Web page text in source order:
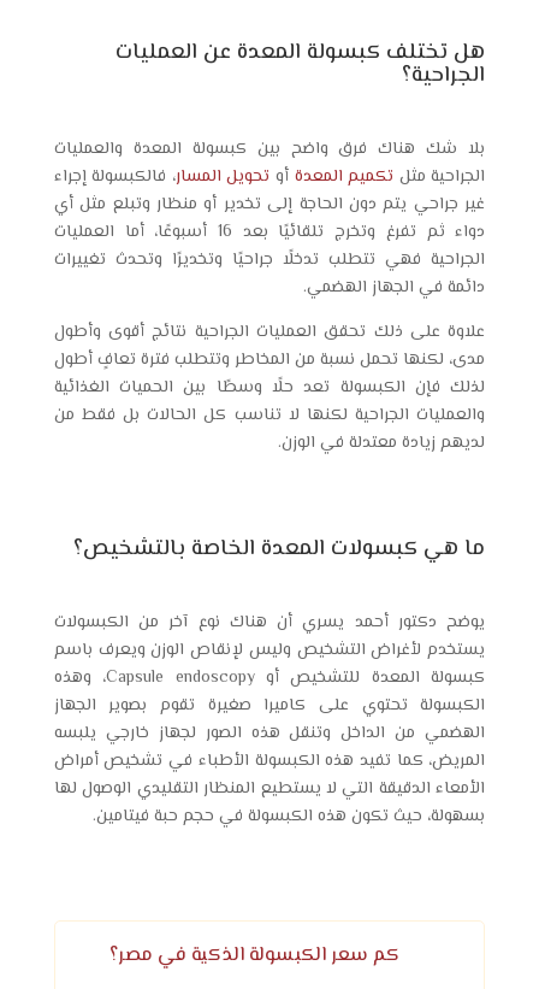
هل تختلف كبسولة المعدة عن العمليات
الجراحية؟
بلا شك هناك فرق واضح بين كبسولة المعدة والعمليات
الجراحية مثل تكميم المعدة أو تحويل المسار، فالكبسولة إجراء
غير جراحي يتم دون الحاجة إلى تخدير أو منظار وتبلع مثل أي
دواء ثم تفرغ وتخرج تلقائيًا بعد 16 أسبوعًا، أما العمليات
الجراحية فهي تتطلب تدخلًا جراحيًا وتخديرًا وتحدث تغييرات
دائمة في الجهاز الهضمي.
علاوة على ذلك تحقق العمليات الجراحية نتائج أقوى وأطول
مدى، لكنها تحمل نسبة من المخاطر وتتطلب فترة تعافٍ أطول
لذلك فإن الكبسولة تعد حلًا وسطًا بين الحميات الغذائية
والعمليات الجراحية لكنها لا تناسب كل الحالات بل فقط من
لديهم زيادة معتدلة في الوزن.
ما هي كبسولات المعدة الخاصة بالتشخيص؟
يوضح دكتور أحمد يسري أن هناك نوع آخر من الكبسولات
يستخدم لأغراض التشخيص وليس لإنقاص الوزن ويعرف باسم
كبسولة المعدة للتشخيص أو Capsule endoscopy، وهذه
الكبسولة تحتوي على كاميرا صغيرة تقوم بصوير الجهاز
الهضمي من الداخل وتنقل هذه الصور لجهاز خارجي يلبسه
المريض، كما تفيد هذه الكبسولة الأطباء في تشخيص أمراض
الأمعاء الدقيقة التي لا يستطيع المنظار التقليدي الوصول لها
بسهولة، حيث تكون هذه الكبسولة في حجم حبة فيتامين.
كم سعر الكبسولة الذكية في مصر؟